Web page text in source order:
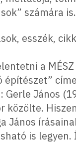
számára
esszék,
a
építészet”
Gerle János
János
is